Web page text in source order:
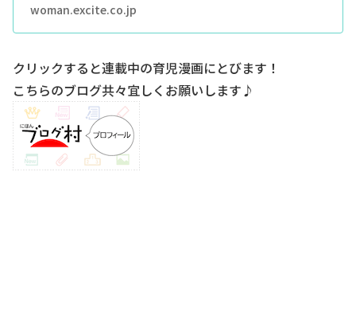
woman.excite.co.jp
クリックすると連載中の育児漫画にとびます！
こちらのブログ共々宜しくお願いします♪